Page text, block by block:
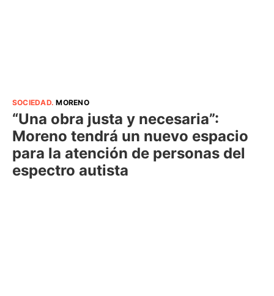
SOCIEDAD.MORENO
“Una obra justa y necesaria”:
Moreno tendrá un nuevo espacio
para la atención de personas del
espectro autista